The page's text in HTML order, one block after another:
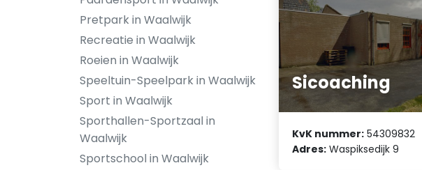
Pretpark in Waalwijk
Recreatie in Waalwijk
Roeien in Waalwijk
Speeltuin-Speelpark in Waalwijk
Sport in Waalwijk
Sporthallen-Sportzaal in
Waalwijk
Sportschool in Waalwijk
Sicoaching
KvK nummer: 54309832
Adres: Waspiksedijk 9